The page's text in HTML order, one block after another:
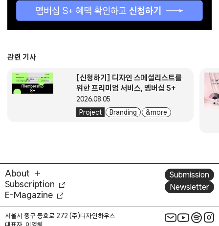
관련 기사
Project Branding & more
[신청하기] 디자인 스페셜리스트를
위한 프리미엄 서비스, 멤버십 S+
2026.08.05
About
Subscription
E-Magazine
Submission
Newsletter
서울시 중구 동호로 272 (주)디자인하우스
대표자. 이영혜